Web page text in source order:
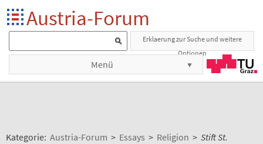
Austria-Forum
Erklaerung zur Suche und weitere
Optionen
Menü
Kategorie: Austria-Forum > Essays > Religion > Stift St.